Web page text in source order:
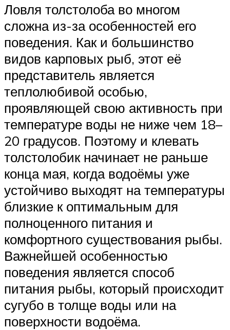
Ловля толстолоба во многом
сложна из-за особенностей его
поведения. Как и большинство
видов карповых рыб, этот её
представитель является
теплолюбивой особью,
проявляющей свою активность при
температуре воды не ниже чем 18–
20 градусов. Поэтому и клевать
толстолобик начинает не раньше
конца мая, когда водоёмы уже
устойчиво выходят на температуры
близкие к оптимальным для
полноценного питания и
комфортного существования рыбы.
Важнейшей особенностью
поведения является способ
питания рыбы, который происходит
сугубо в толще воды или на
поверхности водоёма.